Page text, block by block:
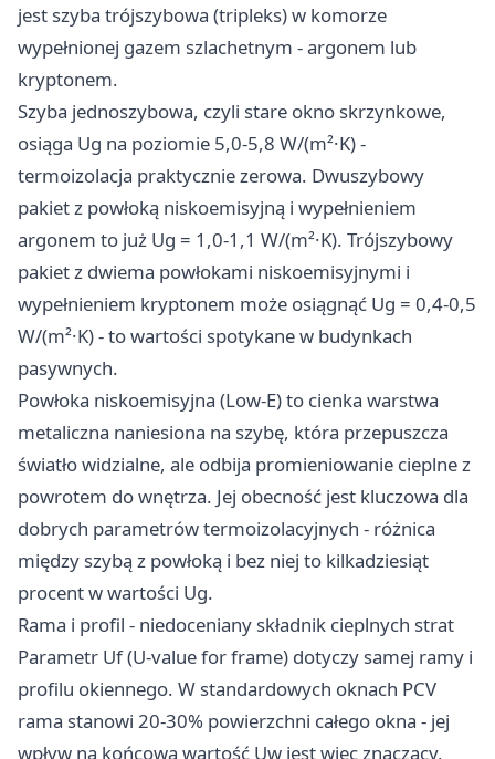
jest szyba trójszybowa (tripleks) w komorze
wypełnionej gazem szlachetnym - argonem lub
kryptonem.
Szyba jednoszybowa, czyli stare okno skrzynkowe,
osiąga Ug na poziomie 5,0-5,8 W/(m²·K) -
termoizolacja praktycznie zerowa. Dwuszybowy
pakiet z powłoką niskoemisyjną i wypełnieniem
argonem to już Ug = 1,0-1,1 W/(m²·K). Trójszybowy
pakiet z dwiema powłokami niskoemisyjnymi i
wypełnieniem kryptonem może osiągnąć Ug = 0,4-0,5
W/(m²·K) - to wartości spotykane w budynkach
pasywnych.
Powłoka niskoemisyjna (Low-E) to cienka warstwa
metaliczna naniesiona na szybę, która przepuszcza
światło widzialne, ale odbija promieniowanie cieplne z
powrotem do wnętrza. Jej obecność jest kluczowa dla
dobrych parametrów termoizolacyjnych - różnica
między szybą z powłoką i bez niej to kilkadziesiąt
procent w wartości Ug.
Rama i profil - niedoceniany składnik cieplnych strat
Parametr Uf (U-value for frame) dotyczy samej ramy i
profilu okiennego. W standardowych oknach PCV
rama stanowi 20-30% powierzchni całego okna - jej
wpływ na końcową wartość Uw jest więc znaczący,